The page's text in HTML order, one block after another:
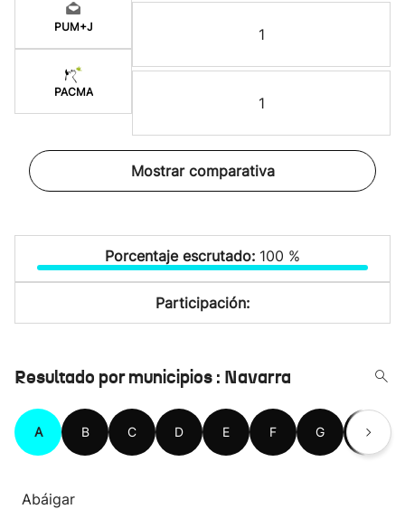
PUM+J
PACMA
1
1
Mostrar comparativa
Porcentaje escrutado: 100 %
Participación:
Resultado por municipios : Navarra
A B C D E F G H
Abáigar